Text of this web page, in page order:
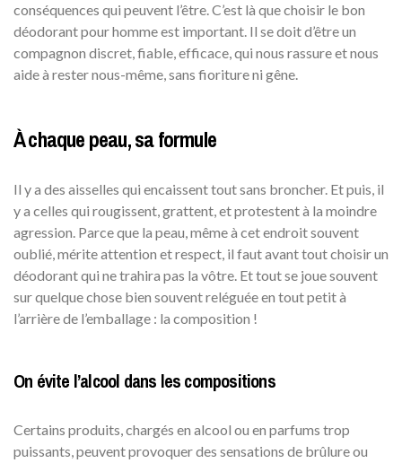
conséquences qui peuvent l’être. C’est là que choisir le bon
déodorant pour homme est important. Il se doit d’être un
compagnon discret, fiable, efficace, qui nous rassure et nous
aide à rester nous-même, sans fioriture ni gêne.
À chaque peau, sa formule
Il y a des aisselles qui encaissent tout sans broncher. Et puis, il
y a celles qui rougissent, grattent, et protestent à la moindre
agression. Parce que la peau, même à cet endroit souvent
oublié, mérite attention et respect, il faut avant tout choisir un
déodorant qui ne trahira pas la vôtre. Et tout se joue souvent
sur quelque chose bien souvent reléguée en tout petit à
l’arrière de l’emballage : la composition !
On évite l’alcool dans les compositions
Certains produits, chargés en alcool ou en parfums trop
puissants, peuvent provoquer des sensations de brûlure ou